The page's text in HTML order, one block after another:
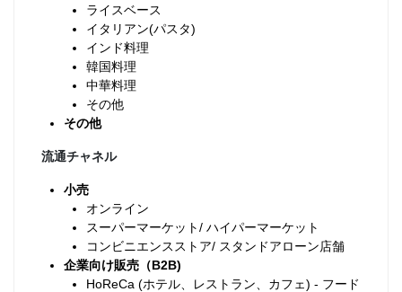
ライスベース
イタリアン(パスタ)
インド料理
韓国料理
中華料理
その他
その他
流通チャネル
小売
オンライン
スーパーマーケット/ ハイパーマーケット
コンビニエンスストア/ スタンドアローン店舗
企業向け販売（B2B)
HoReCa (ホテル、レストラン、カフェ) - フード